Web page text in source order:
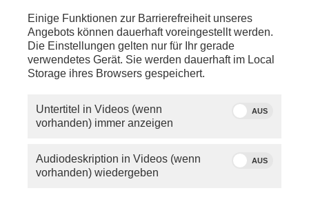
Moderatorin Lena Mosel
Einige Funktionen zur Barrierefreiheit unseres
Angebots können dauerhaft voreingestellt werden.
Die Einstellungen gelten nur für Ihr gerade
verwendetes Gerät. Sie werden dauerhaft im Local
Storage ihres Browsers gespeichert.
Untertitel in Videos (wenn
vorhanden) immer anzeigen
AUS
Audiodeskription in Videos (wenn
vorhanden) wiedergeben
AUS